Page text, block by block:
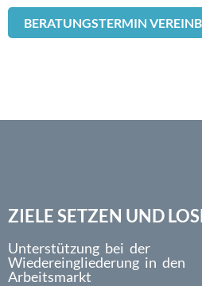
BERATUNGSTERMIN
ZIELE SETZEN UND
Unterstützung bei der
Wiedereingliederung in den
Arbeitsmarkt